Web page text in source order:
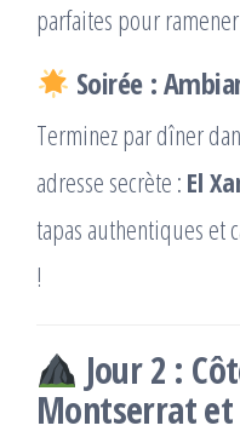
parfaites pour
Soirée :
Terminez par dîner
adresse secrète : El
tapas authentiques et
!
Jour 2 :
Montserrat et